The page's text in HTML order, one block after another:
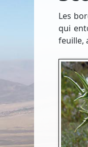
Les
qui
feuille,